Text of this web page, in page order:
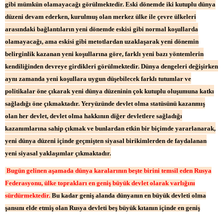
gibi mümkün olamayacağı görülmektedir. Eski dönemde iki kutuplu dünya
düzeni devam ederken, kurulmuş olan merkez ülke ile çevre ülkeleri
arasındaki bağlantıların yeni dönemde eskisi gibi normal koşullarda
olamayacağı, ama eskisi gibi metotlardan uzaklaşarak yeni dönemin
belirginlik kazanan yeni koşullarına göre, farklı yeni bazı yöntemlerin
kendiliğinden devreye girdikleri görülmektedir. Dünya dengeleri değişirken
aynı zamanda yeni koşullara uygun düşebilecek farklı tutumlar ve
politikalar öne çıkarak yeni dünya düzeninin çok kutuplu oluşumuna katkı
sağladığı öne çıkmaktadır. Yeryüzünde devlet olma statüsünü kazanmış
olan her devlet, devlet olma hakkının diğer devletlere sağladığı
kazanımlarına sahip çıkmak ve bunlardan etkin bir biçimde yararlanarak,
yeni dünya düzeni içinde geçmişten siyasal birikimlerden de faydalanan
yeni siyasal yaklaşımlar çıkmaktadır.
Bugün gelinen aşamada dünya karalarının beşte birini temsil eden Rusya
Federasyonu, ülke toprakları en geniş büyük devlet olarak varlığını
sürdürmektedir. Bu kadar geniş alanda dünyanın en büyük devleti olma
şansını elde etmiş olan Rusya devleti beş büyük kıtanın içinde en geniş